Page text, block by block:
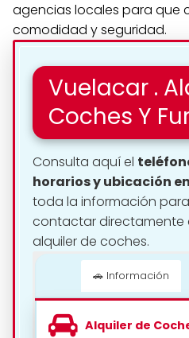
agencias locales para que
comodidad y seguridad.
Vuelacar .
Coches Y
Consulta aquí el
horarios y ubicación
toda la información
contactar directamente
alquiler de coches.
🚗 Información
Alquiler de